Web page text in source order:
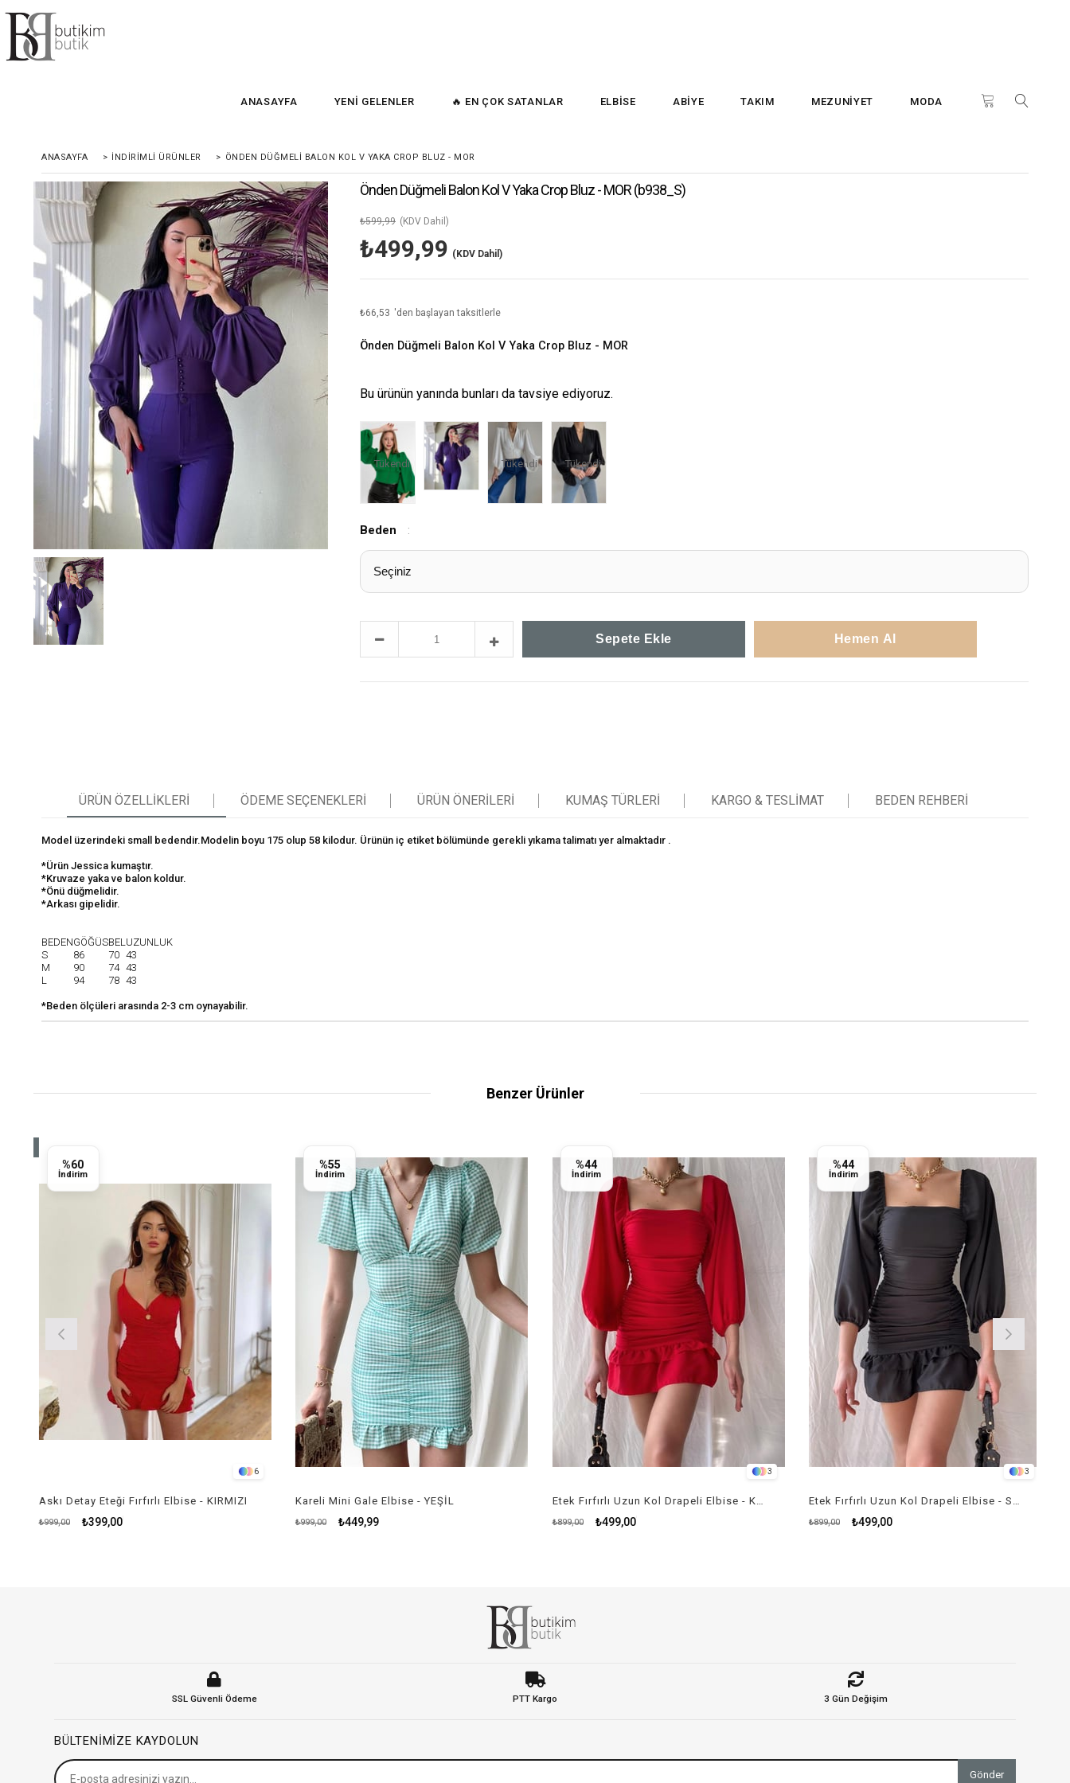
ANASAYFA YENİ GELENLER 🔥 EN ÇOK SATANLAR ELBİSE ABİYE TAKIM MEZUNİYET MODA
ANASAYFA > İNDIRIMLI ÜRÜNLER > ÖNDEN DÜĞMELI BALON KOL V YAKA CROP BLUZ - MOR
Önden Düğmeli Balon Kol V Yaka Crop Bluz - MOR(b938_S)
₺599,99 (KDV Dahil)
₺499,99 (KDV Dahil)
₺66,53 'den başlayan taksitlerle
Önden Düğmeli Balon Kol V Yaka Crop Bluz - MOR
Bu ürünün yanında bunları da tavsiye ediyoruz.
Tükendi Tükendi Tükendi
Beden :
ÜRÜN ÖZELLIKLERI ÖDEME SEÇENEKLERI ÜRÜN ÖNERILERI KUMAŞ TÜRLERI KARGO & TESLIMAT BEDEN REHBERI
Model üzerindeki small bedendir.Modelin boyu 175 olup 58 kilodur. Ürünün iç etiket bölümünde gerekli yıkama talimatı yer almaktadır .
*Ürün Jessica kumaştır.
*Kruvaze yaka ve balon koldur.
*Önü düğmelidir.
*Arkası gipelidir.
BEDENGÖĞÜSBELUZUNLUK
S
86 70 43
M
90 74 43
L
94 78 43
*Beden ölçüleri arasında 2-3 cm oynayabilir.
Benzer Ürünler
6
Askı Detay Eteği Fırfırlı Elbise - KIRMIZI
₺399,00
₺999,00
%60
İndirim
Kareli Mini Gale Elbise - YEŞİL
₺449,99
₺999,00
%55
İndirim
3
Etek Fırfırlı Uzun Kol Drapeli Elbise - KIRMIZI
₺499,00
₺899,00
%44
İndirim
3
Etek Fırfırlı Uzun Kol Drapeli Elbise - SİYAH
₺499,00
₺899,00
%44
İndirim
SSL Güvenli Ödeme PTT Kargo 3 Gün Değişim
BÜLTENIMIZE KAYDOLUN
Gönder